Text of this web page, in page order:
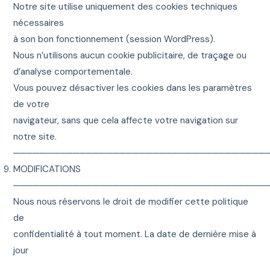
Notre site utilise uniquement des cookies techniques
nécessaires
à son bon fonctionnement (session WordPress).
Nous n’utilisons aucun cookie publicitaire, de traçage ou
d’analyse comportementale.
Vous pouvez désactiver les cookies dans les paramètres
de votre
navigateur, sans que cela affecte votre navigation sur
notre site.
MODIFICATIONS
Nous nous réservons le droit de modifier cette politique
de
confidentialité à tout moment. La date de dernière mise à
jour